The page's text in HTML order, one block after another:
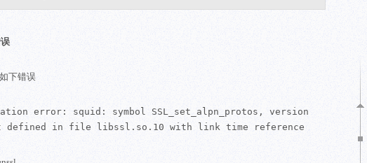
下错误
error: squid: symbol SSL_set_alpn_protos, version
defined in file libssl.so.10 with link time reference